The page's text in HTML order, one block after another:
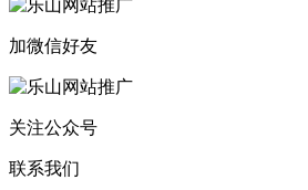
加微信好友
关注公众号
联系我们